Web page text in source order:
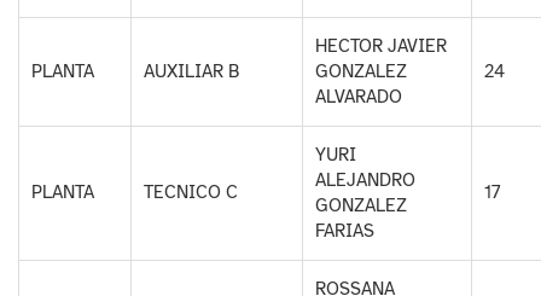
PLANTA AUXILIAR B
HECTOR JAVIER
GONZALEZ
ALVARADO
24
PLANTA TECNICO C
YURI
ALEJANDRO
GONZALEZ
FARIAS
17
ROSSANA